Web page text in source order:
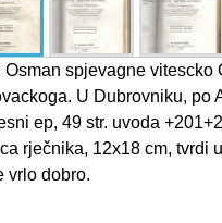
Osman spjevagne vitescko
U Dubrovniku, po
ep, 49 str. uvoda
rječnika, 12x18 cm, tvrdi
vrlo dobro.